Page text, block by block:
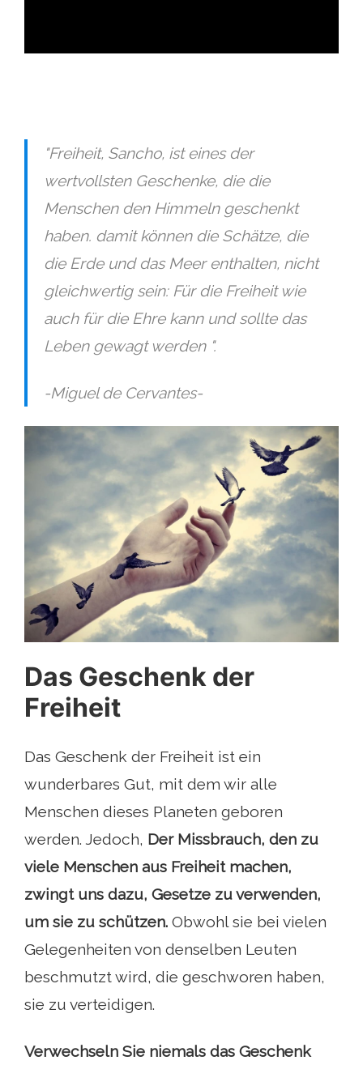
"Freiheit, Sancho, ist eines der
wertvollsten Geschenke, die die
Menschen den Himmeln geschenkt
haben. damit können die Schätze, die
die Erde und das Meer enthalten, nicht
gleichwertig sein: Für die Freiheit wie
auch für die Ehre kann und sollte das
Leben gewagt werden ".
-Miguel de Cervantes-
Das Geschenk der
Freiheit
Das Geschenk der Freiheit ist ein
wunderbares Gut, mit dem wir alle
Menschen dieses Planeten geboren
werden. Jedoch, Der Missbrauch, den zu
viele Menschen aus Freiheit machen,
zwingt uns dazu, Gesetze zu verwenden,
um sie zu schützen. Obwohl sie bei vielen
Gelegenheiten von denselben Leuten
beschmutzt wird, die geschworen haben,
sie zu verteidigen.
Verwechseln Sie niemals das Geschenk